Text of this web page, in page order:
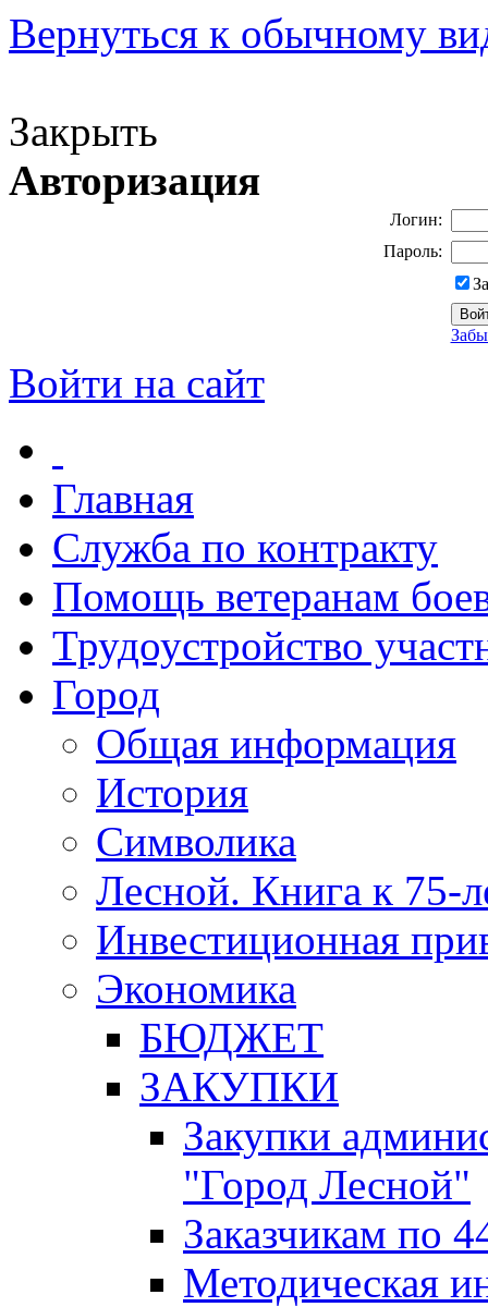
Вернуться к обычному
Закрыть
Авторизация
Логин:
Пароль:
Войти на сайт
Главная
Служба по контракту
Помощь ветеранам
Трудоустройство
Город
Общая информация
История
Символика
Лесной. Книга к 75-
Инвестиционная
Экономика
БЮДЖЕТ
ЗАКУПКИ
Закупки
"Город Лесной"
Заказчикам по
Методическая